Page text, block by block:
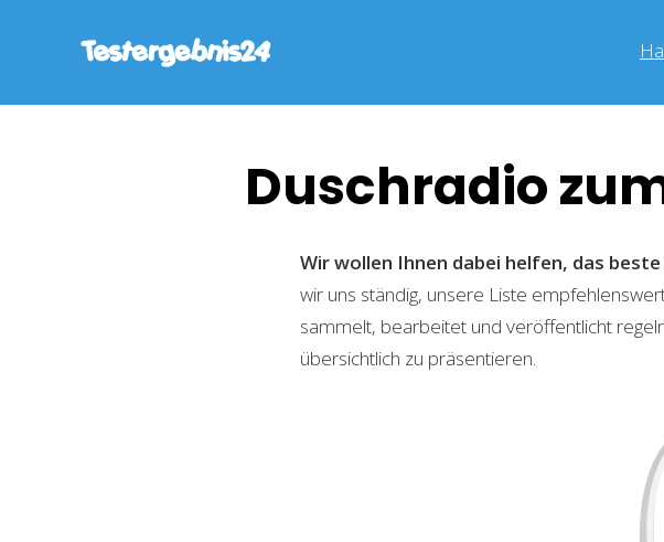
Duschradio
Wir wollen Ihnen dabei helfen, das
wir uns ständig, unsere Liste
sammelt, bearbeitet und veröffentlicht
übersichtlich zu präsentieren.